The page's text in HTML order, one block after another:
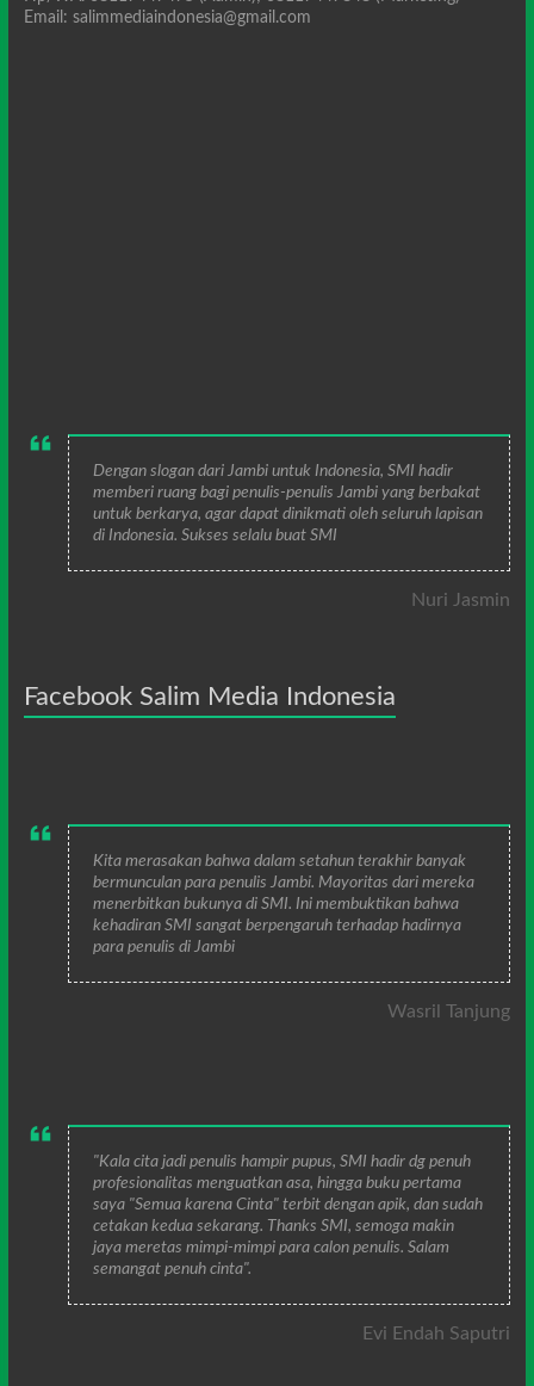
Email: salimmediaindonesia@gmail.com
Dengan slogan dari Jambi untuk Indonesia, SMI hadir
memberi ruang bagi penulis-penulis Jambi yang berbakat
untuk berkarya, agar dapat dinikmati oleh seluruh lapisan
di Indonesia. Sukses selalu buat SMI
Nuri Jasmin
Facebook Salim Media Indonesia
Kita merasakan bahwa dalam setahun terakhir banyak
bermunculan para penulis Jambi. Mayoritas dari mereka
menerbitkan bukunya di SMI. Ini membuktikan bahwa
kehadiran SMI sangat berpengaruh terhadap hadirnya
para penulis di Jambi
Wasril Tanjung
"Kala cita jadi penulis hampir pupus, SMI hadir dg penuh
profesionalitas menguatkan asa, hingga buku pertama
saya "Semua karena Cinta" terbit dengan apik, dan sudah
cetakan kedua sekarang. Thanks SMI, semoga makin
jaya meretas mimpi-mimpi para calon penulis. Salam
semangat penuh cinta".
Evi Endah Saputri